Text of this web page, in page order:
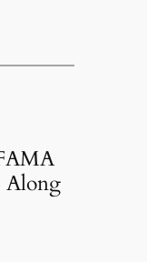
Along